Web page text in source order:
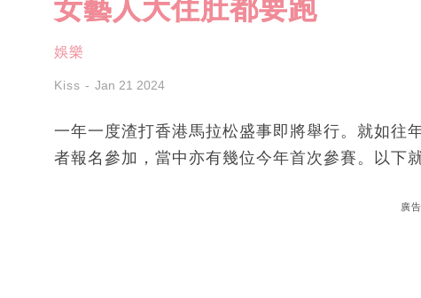
女藝人大住肚都要跑
娛樂
Kiss Jan 21 2024
一年一度渣打香港馬拉松盛事即將舉行。就如往
者報名參加，當中亦有幾位今年首次參賽。以下
廣告